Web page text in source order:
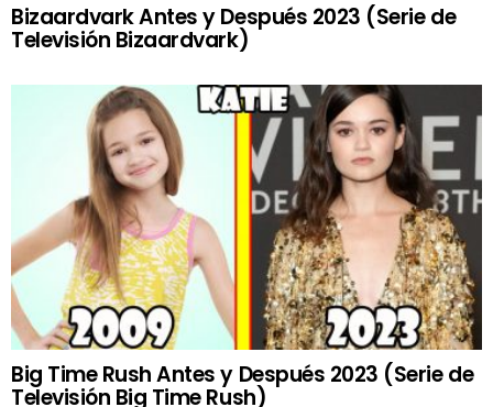
Bizaardvark Antes y Después 2023 (Serie de
Televisión Bizaardvark)
Big Time Rush Antes y Después 2023 (Serie de
Televisión Big Time Rush)